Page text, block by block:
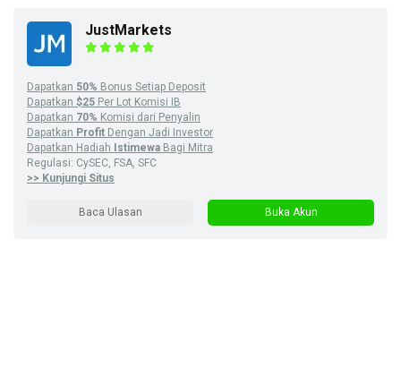
JustMarkets
Dapatkan 50% Bonus Setiap Deposit
Dapatkan $25 Per Lot Komisi IB
Dapatkan 70% Komisi dari Penyalin
Dapatkan Profit Dengan Jadi Investor
Dapatkan Hadiah
Istimewa Bagi Mitra
Regulasi: CySEC, FSA, SFC
>> Kunjungi Situs
Baca Ulasan Buka Akun